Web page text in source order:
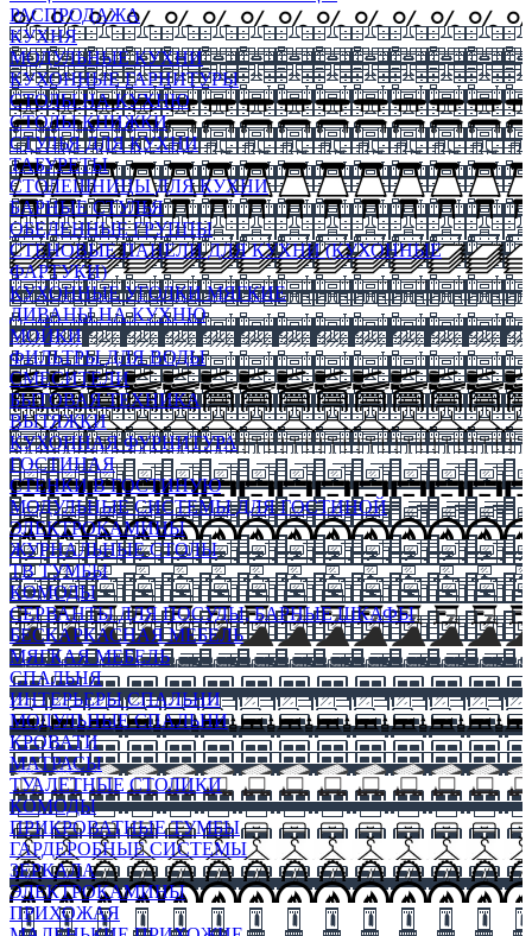
РАСПРОДАЖА
КУХНЯ
МОДУЛЬНЫЕ КУХНИ
КУХОННЫЕ ГАРНИТУРЫ
СТОЛЫ НА КУХНЮ
СТОЛЫ КНИЖКИ
СТУЛЬЯ ДЛЯ КУХНИ
ТАБУРЕТЫ
СТОЛЕШНИЦЫ ДЛЯ КУХНИ
БАРНЫЕ СТУЛЬЯ
ОБЕДЕННЫЕ ГРУППЫ
СТЕНОВЫЕ ПАНЕЛИ ДЛЯ КУХНИ (КУХОННЫЕ
ФАРТУКИ)
КУХОННЫЕ УГОЛКИ МЯГКИЕ
ДИВАНЫ НА КУХНЮ
МОЙКИ
ФИЛЬТРЫ ДЛЯ ВОДЫ
СМЕСИТЕЛИ
БЫТОВАЯ ТЕХНИКА
ВЫТЯЖКИ
КУХОННАЯ ФУРНИТУРА
ГОСТИНАЯ
СТЕНКИ В ГОСТИНУЮ
МОДУЛЬНЫЕ СИСТЕМЫ ДЛЯ ГОСТИНОЙ
ЭЛЕКТРОКАМИНЫ
ЖУРНАЛЬНЫЕ СТОЛЫ
ТВ ТУМБЫ
КОМОДЫ
СЕРВАНТЫ ДЛЯ ПОСУДЫ, БАРНЫЕ ШКАФЫ
БЕСКАРКАСНАЯ МЕБЕЛЬ
МЯГКАЯ МЕБЕЛЬ
СПАЛЬНЯ
ИНТЕРЬЕРЫ СПАЛЬНИ
МОДУЛЬНЫЕ СПАЛЬНИ
КРОВАТИ
МАТРАСЫ
ТУАЛЕТНЫЕ СТОЛИКИ
КОМОДЫ
ПРИКРОВАТНЫЕ ТУМБЫ
ГАРДЕРОБНЫЕ СИСТЕМЫ
ЗЕРКАЛА
ЭЛЕКТРОКАМИНЫ
ПРИХОЖАЯ